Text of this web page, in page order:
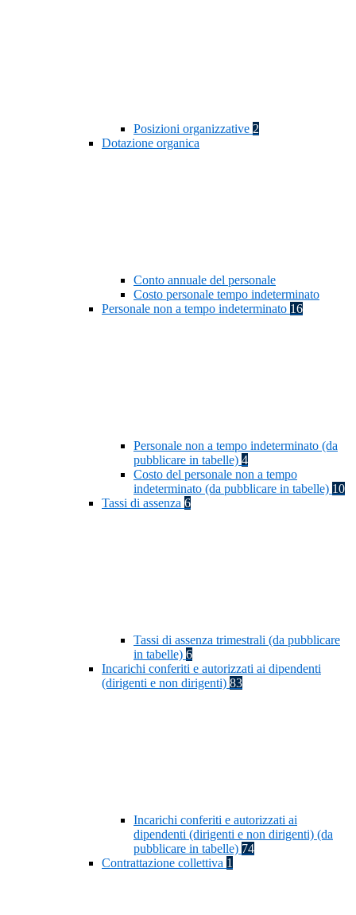
Posizioni organizzative 2
Dotazione organica
Conto annuale del personale
Costo personale tempo indeterminato
Personale non a tempo indeterminato 16
Personale non a tempo indeterminato (da
pubblicare in tabelle) 4
Costo del personale non a tempo
indeterminato (da pubblicare in tabelle) 10
Tassi di assenza 6
Tassi di assenza trimestrali (da pubblicare
in tabelle) 6
Incarichi conferiti e autorizzati ai dipendenti
(dirigenti e non dirigenti) 83
Incarichi conferiti e autorizzati ai
dipendenti (dirigenti e non dirigenti) (da
pubblicare in tabelle) 74
Contrattazione collettiva 1